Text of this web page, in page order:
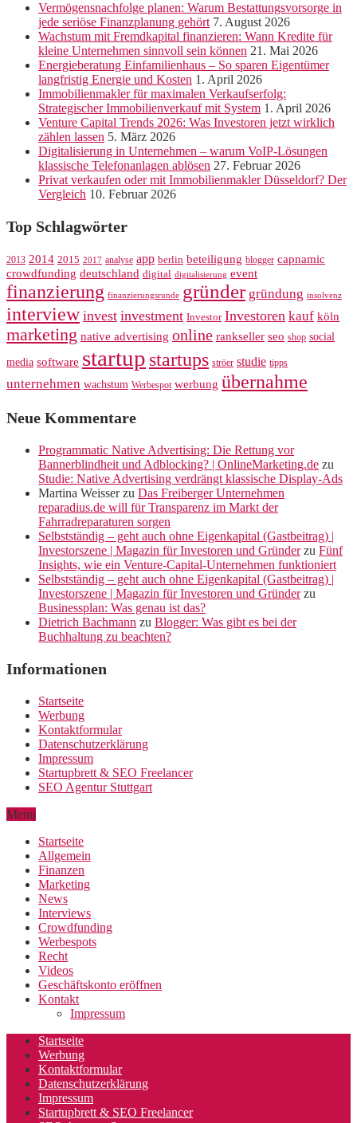
Vermögensnachfolge planen: Warum Bestattungsvorsorge in
jede seriöse Finanzplanung gehört 7. August 2026
Wachstum mit Fremdkapital finanzieren: Wann Kredite für
kleine Unternehmen sinnvoll sein können 21. Mai 2026
Energieberatung Einfamilienhaus – So sparen Eigentümer
langfristig Energie und Kosten 1. April 2026
Immobilienmakler für maximalen Verkaufserfolg:
Strategischer Immobilienverkauf mit System 1. April 2026
Venture Capital Trends 2026: Was Investoren jetzt wirklich
zählen lassen 5. März 2026
Digitalisierung in Unternehmen – warum VoIP-Lösungen
klassische Telefonanlagen ablösen 27. Februar 2026
Privat verkaufen oder mit Immobilienmakler Düsseldorf? Der
Vergleich 10. Februar 2026
Top Schlagwörter
2013 2014 2015 2017 analyse app berlin beteiligung blogger capnamic
crowdfunding deutschland digital digitalisierung event
finanzierung finanzierungsrunde gründer gründung insolvenz
interview invest investment Investor Investoren kauf köln
marketing native advertising online rankseller seo shop social
media software startup startups ströer studie tipps
unternehmen wachstum Werbespot werbung übernahme
Neue Kommentare
Programmatic Native Advertising: Die Rettung vor
Bannerblindheit und Adblocking? | OnlineMarketing.de zu
Studie: Native Advertising verdrängt klassische Display-Ads
Martina Weisserzu Das Freiberger Unternehmen
reparadius.de will für Transparenz im Markt der
Fahrradreparaturen sorgen
Selbstständig – geht auch ohne Eigenkapital (Gastbeitrag) |
Investorszene | Magazin für Investoren und Gründerzu Fünf
Insights, wie ein Venture-Capital-Unternehmen funktioniert
Selbstständig – geht auch ohne Eigenkapital (Gastbeitrag) |
Investorszene | Magazin für Investoren und Gründerzu
Businessplan: Was genau ist das?
Dietrich Bachmann zu Blogger: Was gibt es bei der
Buchhaltung zu beachten?
Informationen
Startseite
Werbung
Kontaktformular
Datenschutzerklärung
Impressum
Startupbrett & SEO Freelancer
SEO Agentur Stuttgart
Menu
Startseite
Allgemein
Finanzen
Marketing
News
Interviews
Crowdfunding
Werbespots
Recht
Videos
Geschäftskonto eröffnen
Kontakt
Impressum
Startseite
Werbung
Kontaktformular
Datenschutzerklärung
Impressum
Startupbrett & SEO Freelancer